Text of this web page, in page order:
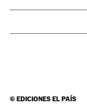
©EDICIONES EL PAÍS